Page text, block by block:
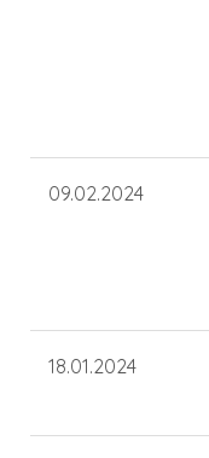
09.02.2024
18.01.2024